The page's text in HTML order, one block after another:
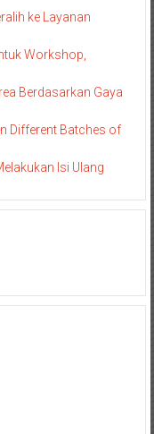
ke Layanan
Workshop,
Berdasarkan Gaya
Different Batches of
Isi Ulang